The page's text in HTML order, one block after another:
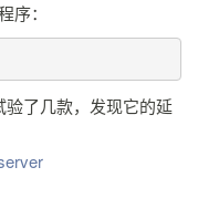
序：
了几款，发现它的延